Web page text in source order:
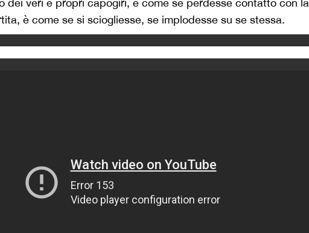
dei veri e propri capogiri, è come se perdesse contatto con la
è come se si sciogliesse, se implodesse su se stessa.